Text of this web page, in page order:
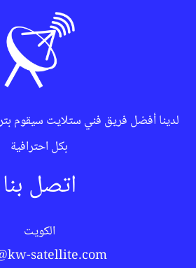
لدينا أفضل فريق فني ستلايت سيقوم
بكل احترافية
اتصل بنا
الكويت
satellite.com